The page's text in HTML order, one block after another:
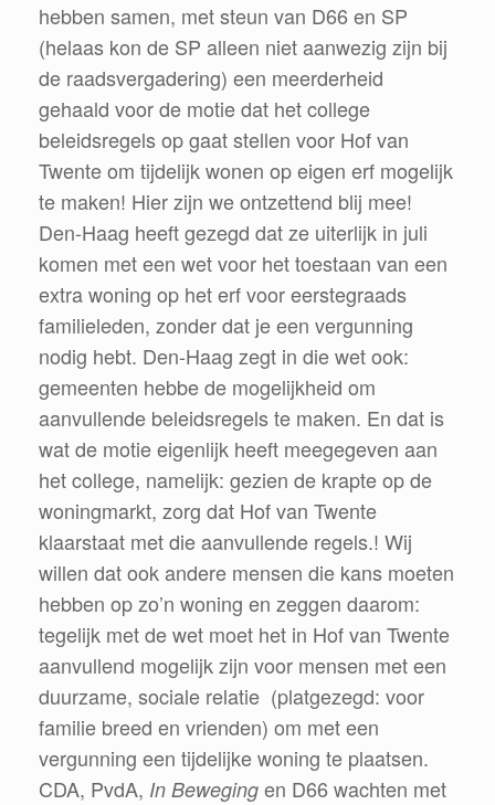
hebben samen, met steun van D66 en SP
(helaas kon de SP alleen niet aanwezig zijn bij
de raadsvergadering) een meerderheid
gehaald voor de motie dat het college
beleidsregels op gaat stellen voor Hof van
Twente om tijdelijk wonen op eigen erf mogelijk
te maken! Hier zijn we ontzettend blij mee!
Den-Haag heeft gezegd dat ze uiterlijk in juli
komen met een wet voor het toestaan van een
extra woning op het erf voor eerstegraads
familieleden, zonder dat je een vergunning
nodig hebt. Den-Haag zegt in die wet ook:
gemeenten hebbe de mogelijkheid om
aanvullende beleidsregels te maken. En dat is
wat de motie eigenlijk heeft meegegeven aan
het college, namelijk: gezien de krapte op de
woningmarkt, zorg dat Hof van Twente
klaarstaat met die aanvullende regels.! Wij
willen dat ook andere mensen die kans moeten
hebben op zo’n woning en zeggen daarom:
tegelijk met de wet moet het in Hof van Twente
aanvullend mogelijk zijn voor mensen met een
duurzame, sociale relatie (platgezegd: voor
familie breed en vrienden) om met een
vergunning een tijdelijke woning te plaatsen.
CDA, PvdA, In Beweging en D66 wachten met